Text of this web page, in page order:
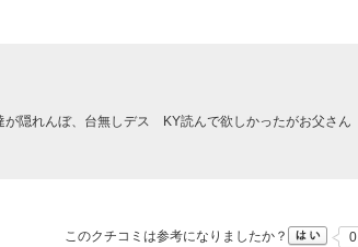
が隠れんぼ、台無しデス KY読んで欲しかったがお父さん
このクチコミは参考になりましたか？ 0